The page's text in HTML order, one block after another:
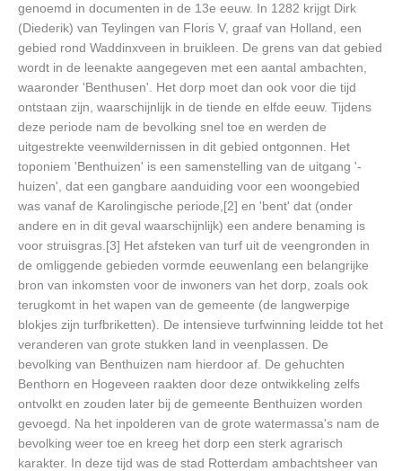
genoemd in documenten in de 13e eeuw. In 1282 krijgt Dirk
(Diederik) van Teylingen van Floris V, graaf van Holland, een
gebied rond Waddinxveen in bruikleen. De grens van dat gebied
wordt in de leenakte aangegeven met een aantal ambachten,
waaronder 'Benthusen'. Het dorp moet dan ook voor die tijd
ontstaan zijn, waarschijnlijk in de tiende en elfde eeuw. Tijdens
deze periode nam de bevolking snel toe en werden de
uitgestrekte veenwildernissen in dit gebied ontgonnen. Het
toponiem 'Benthuizen' is een samenstelling van de uitgang '-
huizen', dat een gangbare aanduiding voor een woongebied
was vanaf de Karolingische periode,[2] en 'bent' dat (onder
andere en in dit geval waarschijnlijk) een andere benaming is
voor struisgras.[3] Het afsteken van turf uit de veengronden in
de omliggende gebieden vormde eeuwenlang een belangrijke
bron van inkomsten voor de inwoners van het dorp, zoals ook
terugkomt in het wapen van de gemeente (de langwerpige
blokjes zijn turfbriketten). De intensieve turfwinning leidde tot het
veranderen van grote stukken land in veenplassen. De
bevolking van Benthuizen nam hierdoor af. De gehuchten
Benthorn en Hogeveen raakten door deze ontwikkeling zelfs
ontvolkt en zouden later bij de gemeente Benthuizen worden
gevoegd. Na het inpolderen van de grote watermassa's nam de
bevolking weer toe en kreeg het dorp een sterk agrarisch
karakter. In deze tijd was de stad Rotterdam ambachtsheer van